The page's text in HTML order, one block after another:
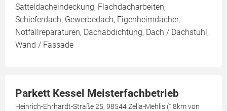
Satteldacheindeckung, Flachdacharbeiten,
Schieferdach, Gewerbedach, Eigenheimdächer,
Notfallreparaturen, Dachabdichtung, Dach / Dachstuhl,
Wand / Fassade
Parkett Kessel Meisterfachbetrieb
Heinrich-Ehrhardt-Straße 25, 98544 Zella-Mehlis (18km von